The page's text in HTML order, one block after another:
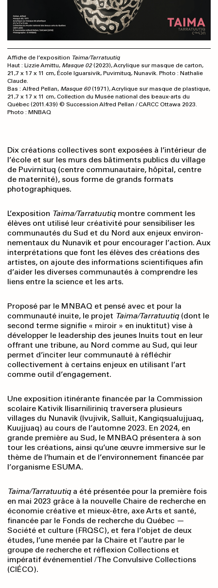
Affiche de l’exposition Taima/Tarratuutiq
Haut : Lizzie Amittu, Masque 02(2023), Acrylique sur masque de carton,
21,7 x 17 x 11 cm, École Iguarsivik, Puvirnituq, Nunavik. Photo : Nathalie
Claude.
Bas : Alfred Pellan, Masque 60(1971), Acrylique sur masque de plastique,
21,7 x 17 x 11 cm, Collection du Musée national des beaux-arts du
Québec (2011.439) © Succession Alfred Pellan / CARCC Ottawa 2023.
Photo : MNBAQ
Dix créations collectives sont exposées à l’intérieur de
l’école et sur les murs des bâtiments publics du village
de Puvirnituq (centre communautaire, hôpital, centre
de maternité), sous forme de grands formats
photographiques.
L’exposition Taima/Tarratuutiq montre comment les
élèves ont utilisé leur créativité pour sensibiliser les
communautés du Sud et du Nord aux enjeux environ­
nementaux du Nunavik et pour encourager l’action. Aux
interprétations que font les élèves des créations des
artistes, on ajoute des informations scientifiques afin
d’aider les diverses communautés à comprendre les
liens entre la science et les arts.
Proposé par le MNBAQ et pensé avec et pour la
communauté inuite, le projet Taima/Tarratuutiq (dont le
second terme signifie « miroir » en inuktitut) vise à
développer le leadership des jeunes Inuits tout en leur
offrant une tribune, au Nord comme au Sud, qui leur
permet d’inciter leur communauté à réfléchir
collectivement à certains enjeux en utilisant l’art
comme outil d’engagement.
Une exposition itinérante financée par la Commission
scolaire Kativik Ilisarniliriniq traversera plusieurs
villages du Nunavik (Ivujivik, Salluit, Kangiqsualujjuaq,
Kuujjuaq) au cours de l’automne 2023. En 2024, en
grande première au Sud, le MNBAQ présentera à son
tour les créations, ainsi qu’une œuvre immersive sur le
thème de l’humain et de l’environnement financée par
l’organisme ESUMA.
Taima/Tarratuutiq a été présentée pour la première fois
en mai 2023 grâce à la nouvelle Chaire de recherche en
économie créative et mieux-être, axe Arts et santé,
financée par le Fonds de recherche du Québec —
Société et culture (FRQSC), et fera l’objet de deux
études, l’une menée par la Chaire et l’autre par le
groupe de recherche et réflexion Collections et
impératif événementiel / The Convulsive Collections
(CIÉCO).